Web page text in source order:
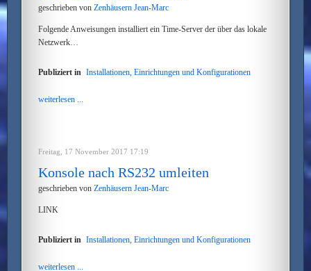
geschrieben vonZenhäusern Jean-Marc
Folgende Anweisungen installiert ein Time-Server der über das lokale
Netzwerk…
Publiziert in Installationen, Einrichtungen und Konfigurationen
weiterlesen ...
Freitag, 17 November 2017 17:19
Konsole nach RS232 umleiten
geschrieben vonZenhäusern Jean-Marc
LINK
Publiziert in Installationen, Einrichtungen und Konfigurationen
weiterlesen ...